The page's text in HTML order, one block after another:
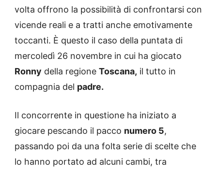
volta offrono la possibilità di confrontarsi con
vicende reali e a tratti anche emotivamente
toccanti. È questo il caso della puntata di
mercoledì 26 novembre in cui ha giocato
Ronny della regione Toscana, il tutto in
compagnia del padre.
Il concorrente in questione ha iniziato a
giocare pescando il pacco numero 5,
passando poi da una folta serie di scelte che
lo hanno portato ad alcuni cambi, tra